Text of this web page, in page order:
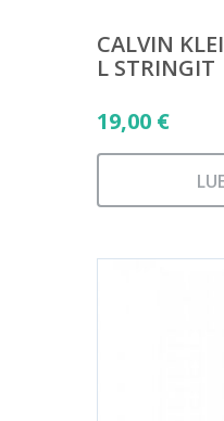
CALVIN
L STRINGIT
19,00 €